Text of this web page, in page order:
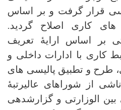
قرار گرفت و بر اساس
کاری اصلاح گردید.
بر اساس ارایۀ تعریف
کاری با ادارات داخلی و
طرح و تطبیق پالیسی های
از شوراهای عالیرتبۀ
الوزارتی و گزارشدهی